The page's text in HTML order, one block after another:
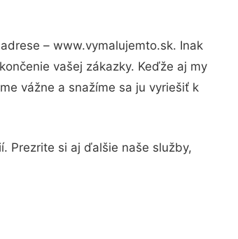
– www.vymalujemto.sk. Inak
vašej zákazky. Keďže aj my
vážne a snažíme sa ju vyriešiť k
Prezrite si aj ďalšie naše služby,